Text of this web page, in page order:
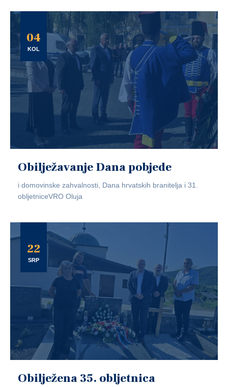
04
KOL
Obilježavanje Dana pobjede
i domovinske zahvalnosti, Dana hrvatskih branitelja i 31.
obljetniceVRO Oluja
22
SRP
Obilježena 35. obljetnica